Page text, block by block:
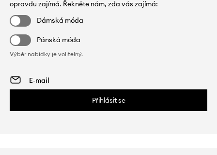
opravdu zajímá. Řekněte nám, zda vás zajímá:
Dámská móda
Pánská móda
Výběr nabídky je volitelný.
Přihlásit se